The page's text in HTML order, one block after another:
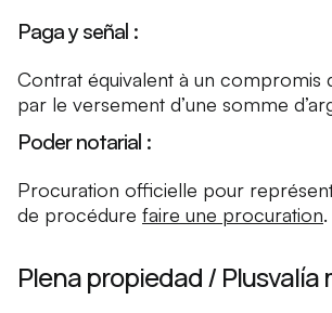
Paga y señal :
Contrat équivalent à un compromis
par le versement d’une somme
Poder notarial :
Procuration officielle pour
de procédure faire une procuration.
Plena propiedad / Plusvalía